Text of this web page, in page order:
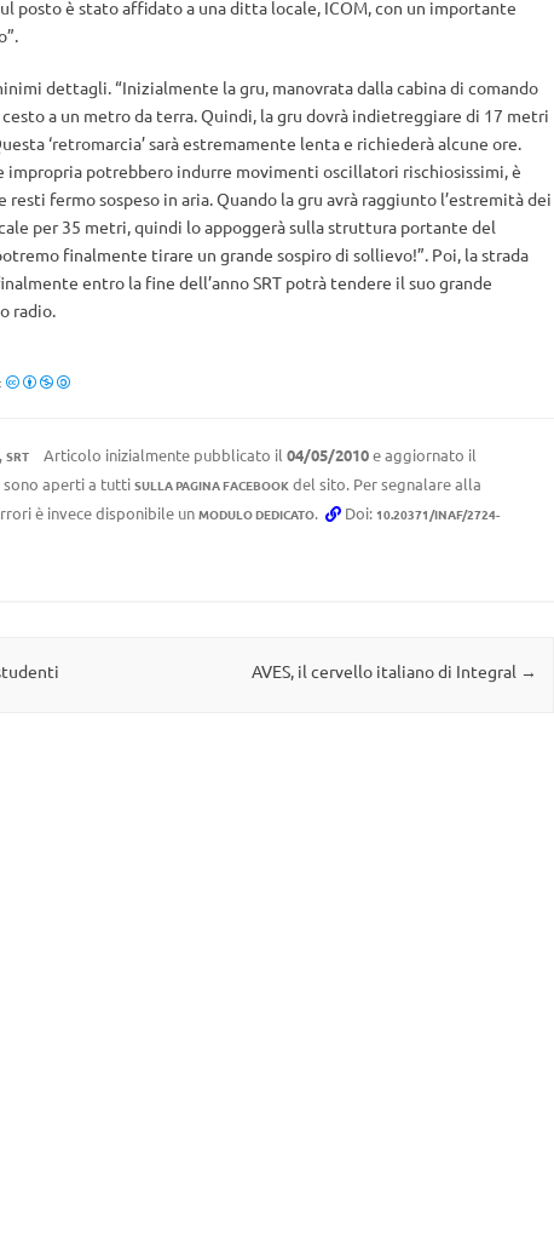
posto è stato affidato a una ditta locale, ICOM, con un importante
dettagli. “Inizialmente la gru, manovrata dalla cabina di comando
a un metro da terra. Quindi, la gru dovrà indietreggiare di 17 metri
‘retromarcia’ sarà estremamente lenta e richiederà alcune ore.
impropria potrebbero indurre movimenti oscillatori rischiosissimi, è
fermo sospeso in aria. Quando la gru avrà raggiunto l’estremità dei
per 35 metri, quindi lo appoggerà sulla struttura portante del
finalmente tirare un grande sospiro di sollievo!”. Poi, la strada
entro la fine dell’anno SRT potrà tendere il suo grande
radio.
SRT Articolo inizialmente pubblicato il 04/05/2010e aggiornato il
sono aperti a tuttiSULLA PAGINA FACEBOOKdel sito. Per segnalare alla
è invece disponibile un MODULO DEDICATO. Doi: 10.20371/INAF/2724-
AVES, il cervello italiano di Integral →